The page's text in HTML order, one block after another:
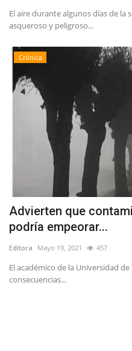
El aire durante algunos días de la
asqueroso y peligroso...
Crónica
Advierten que
podría empeorar...
Editora Mayo 19, 2021 457
El académico de la Universidad
consecuencias...